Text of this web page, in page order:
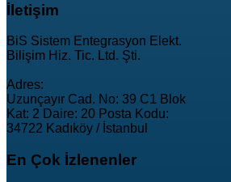
İletişim
BiS Sistem Entegrasyon Elekt.
Bilişim Hiz. Tic. Ltd. Şti.
Adres:
Uzunçayır Cad. No: 39 C1 Blok
Kat: 2 Daire: 20 Posta Kodu:
34722 Kadıköy / İstanbul
En Çok İzlenenler